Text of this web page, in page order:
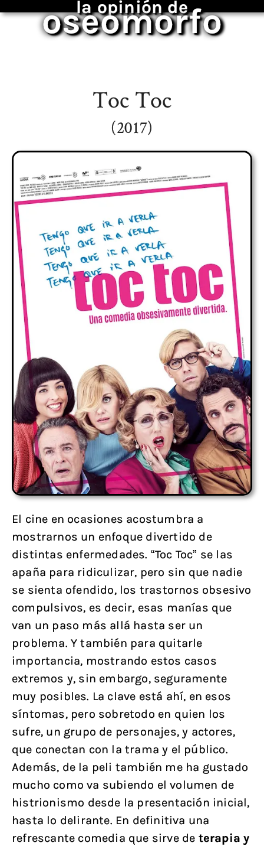
la opinión de
oseomorfo
Toc Toc
(2017)
El cine en ocasiones acostumbra a
mostrarnos un enfoque divertido de
distintas enfermedades. “Toc Toc” se las
apaña para ridiculizar, pero sin que nadie
se sienta ofendido, los trastornos obsesivo
compulsivos, es decir, esas manías que
van un paso más allá hasta ser un
problema. Y también para quitarle
importancia, mostrando estos casos
extremos y, sin embargo, seguramente
muy posibles. La clave está ahí, en esos
síntomas, pero sobretodo en quien los
sufre, un grupo de personajes, y actores,
que conectan con la trama y el público.
Además, de la peli también me ha gustado
mucho como va subiendo el volumen de
histrionismo desde la presentación inicial,
hasta lo delirante. En definitiva una
refrescante comedia que sirve de terapia y